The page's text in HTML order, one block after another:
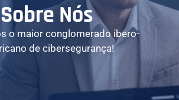
Sobre Nós
o maior conglomerado ibero-
de cibersegurança!